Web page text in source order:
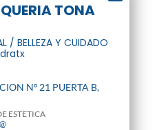
TONA
/ BELLEZA Y CUIDADO
Nº 21 PUERTA B,
ESTETICA
@